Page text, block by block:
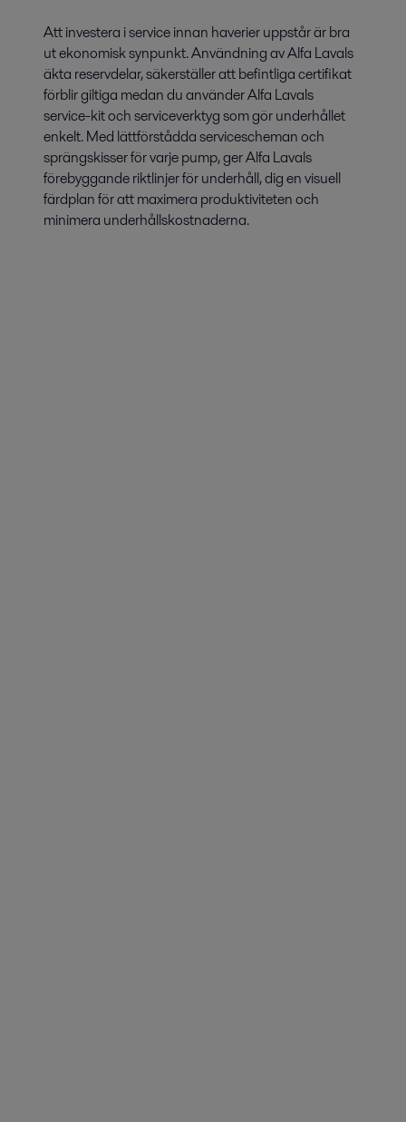
Att investera i service innan haverier uppstår är bra
ut ekonomisk synpunkt. Användning av Alfa Lavals
äkta reservdelar, säkerställer att befintliga certifikat
förblir giltiga medan du använder Alfa Lavals
service-kit och serviceverktyg som gör underhållet
enkelt. Med lättförstådda servicescheman och
sprängskisser för varje pump, ger Alfa Lavals
förebyggande riktlinjer för underhåll, dig en visuell
färdplan för att maximera produktiviteten och
minimera underhållskostnaderna.